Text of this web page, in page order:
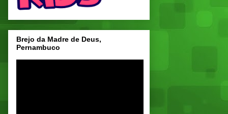
Brejo da Madre de Deus,
Pernambuco